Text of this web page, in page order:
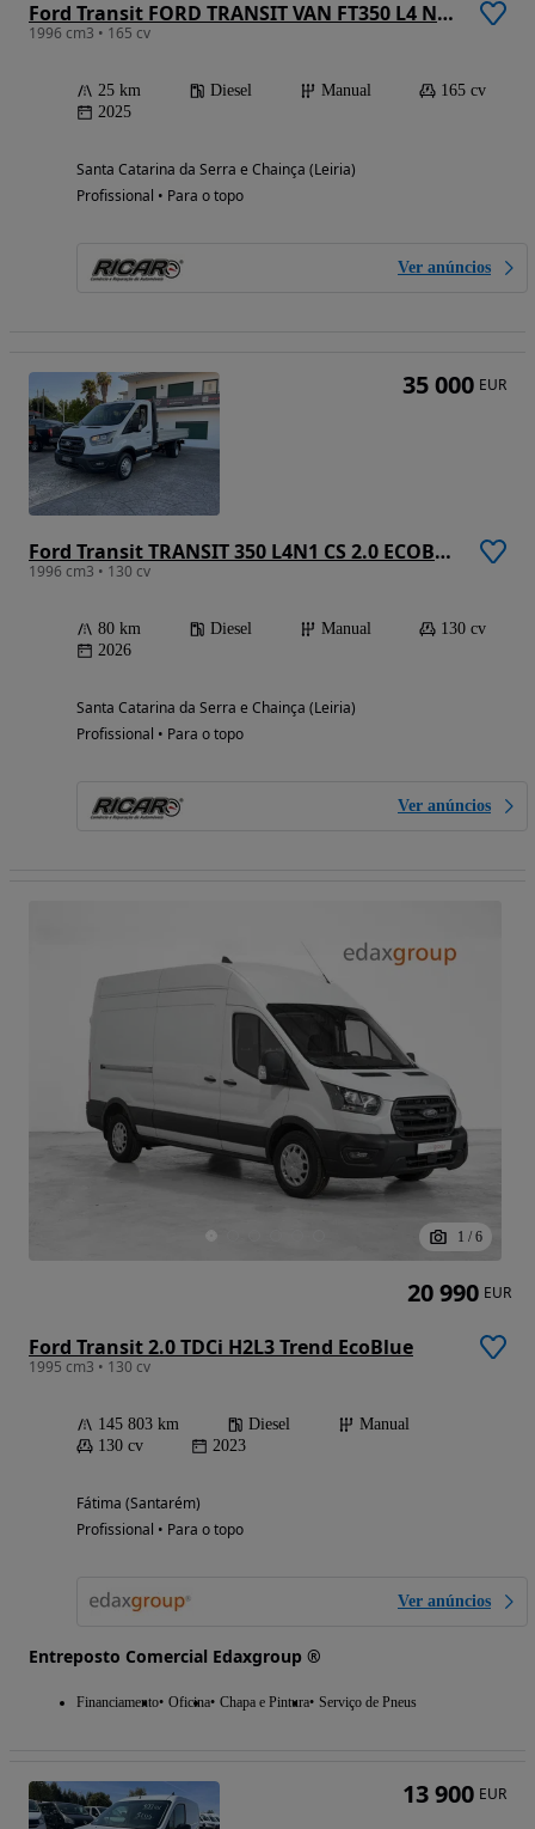
Ford Transit FORD TRANSIT VAN FT350 L4 N1 2.0 TDCI (165 CV)
1996 cm3 • 165 cv
25 km Diesel Manual
165 cv
2025
Santa Catarina da Serra e Chainça (Leiria)
Profissional • Para o topo
Ver anúncios
Ford Transit TRANSIT 350 L4N1 CS 2.0 ECOBLUE (130CV)
1996 cm3 • 130 cv
80 km Diesel Manual
130 cv
2026
Santa Catarina da Serra e Chainça (Leiria)
Profissional • Para o topo
Ver anúncios
35 000 EUR
1 / 6
Ford Transit 2.0 TDCi H2L3 Trend EcoBlue
1995 cm3 • 130 cv
145 803 km Diesel
Manual
130 cv
2023
Fátima (Santarém)
Profissional • Para o topo
Ver anúncios
Entreposto Comercial Edaxgroup ®
Financiamento Oficina Chapa e Pintura Serviço de Pneus
20 990 EUR
13 900 EUR